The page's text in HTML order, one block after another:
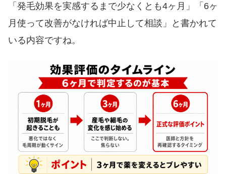
「発毛効果を実感するまで少なくとも4ヶ月」「6ヶ
月使って改善がなければ中止して相談」と書かれて
いる内容ですね。